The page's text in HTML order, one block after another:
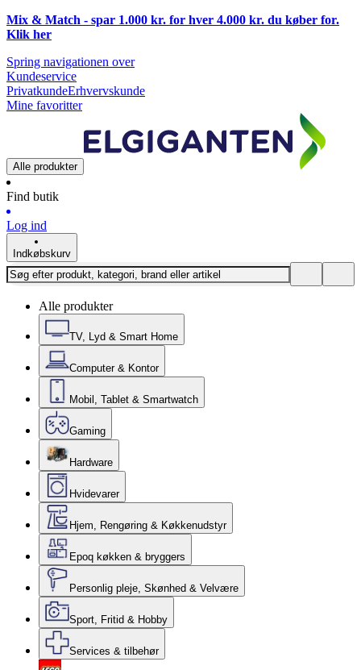
Mix & Match - spar 1.000 kr. for hver 4.000 kr. du køber for.
Klik her
Spring navigationen over
Kundeservice
PrivatkundeErhvervskunde
Mine favoritter
Alle produkter
Find butik
Log ind
Indkøbskurv
Alle produkter
TV, Lyd & Smart Home
Computer & Kontor
Mobil, Tablet & Smartwatch
Gaming
Hardware
Hvidevarer
Hjem, Rengøring & Køkkenudstyr
Epoq køkken & bryggers
Personlig pleje, Skønhed & Velvære
Sport, Fritid & Hobby
Services & tilbehør